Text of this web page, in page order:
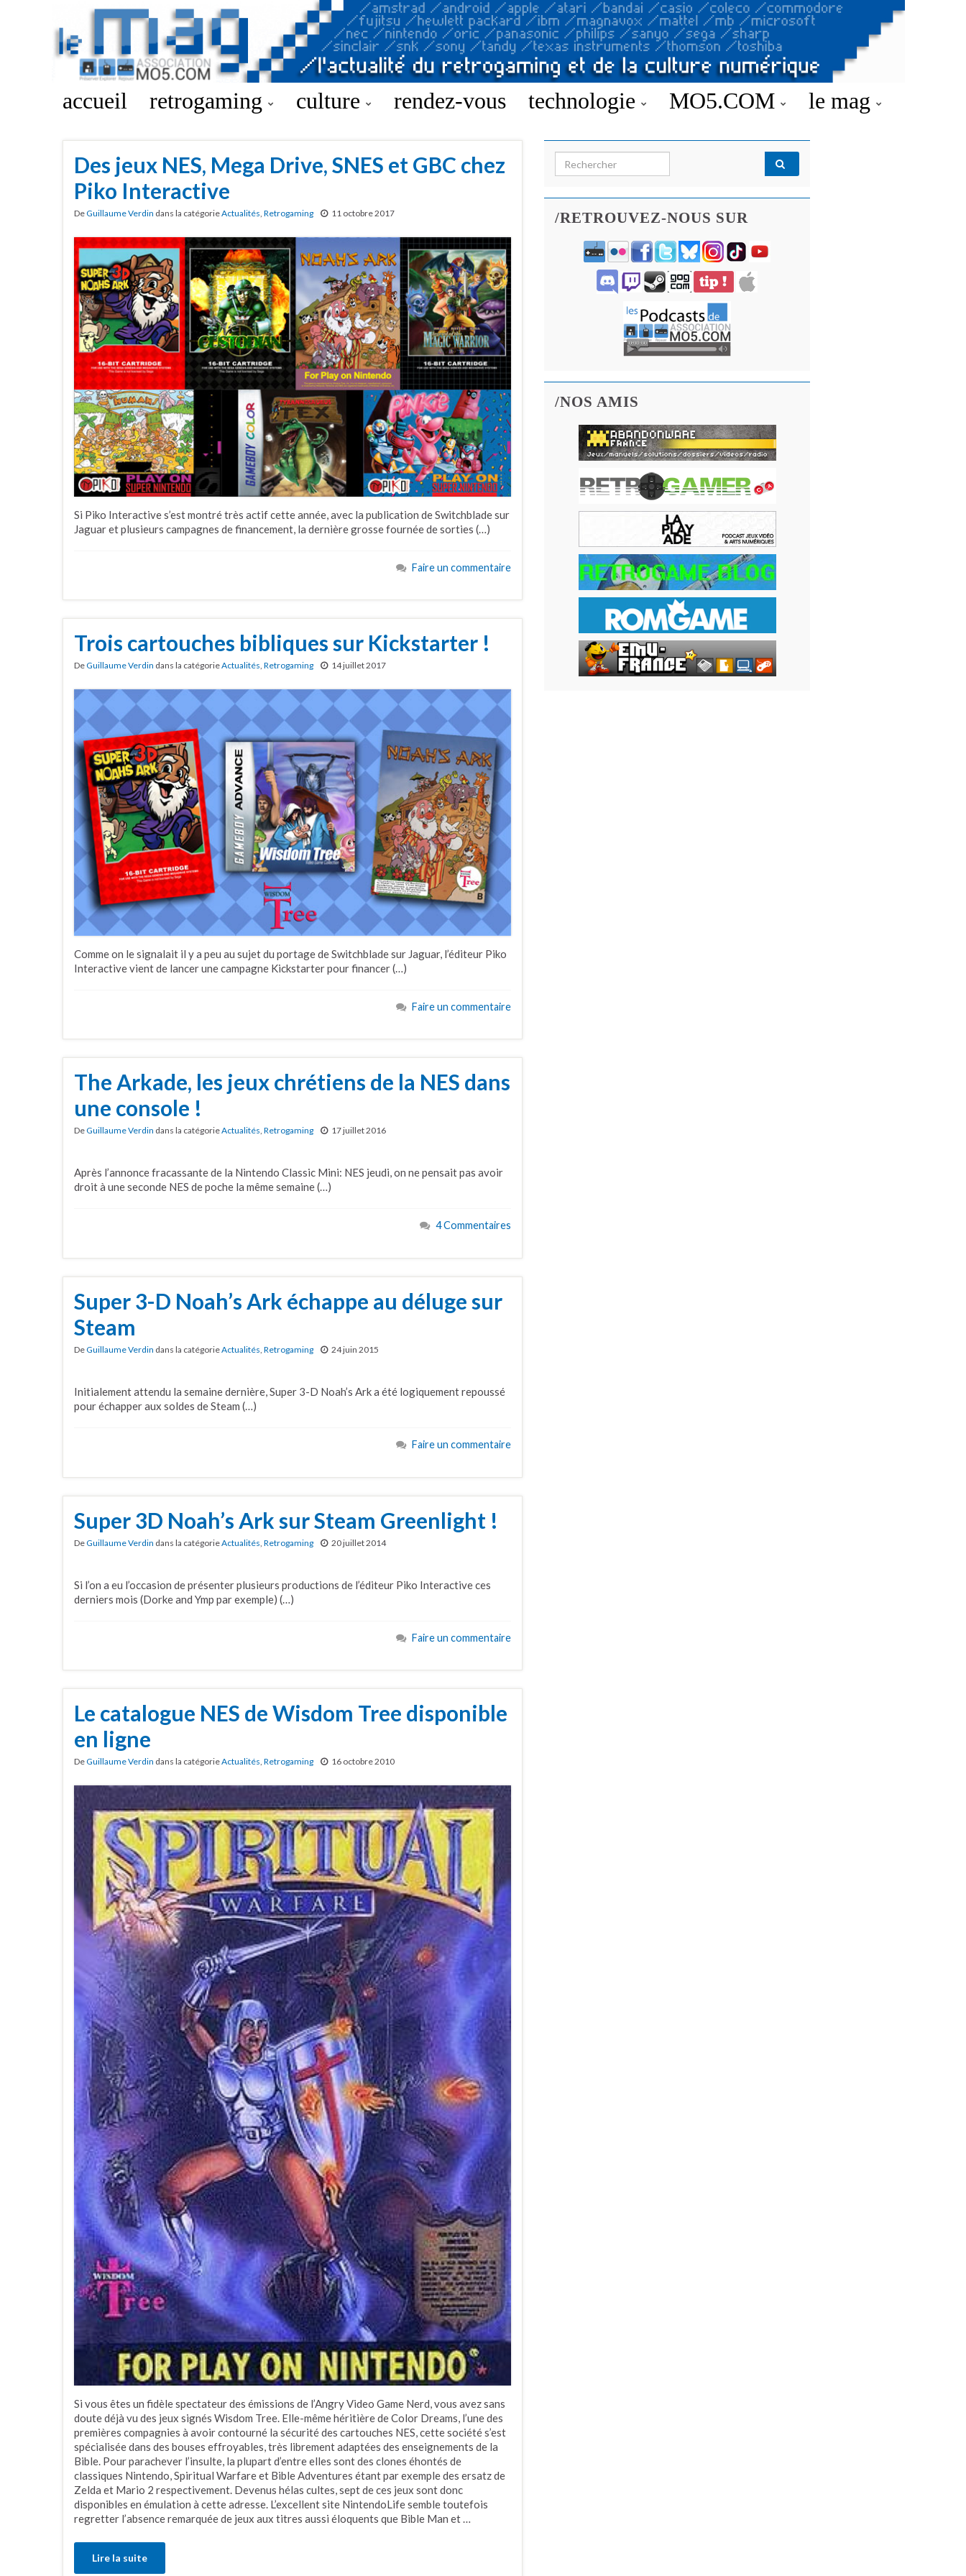
accueil retrogaming culture rendez-vous technologie MO5.COM le mag
Des jeux NES, Mega Drive, SNES et GBC chez
Piko Interactive
DeGuillaume Verdin dans la catégorieActualités, Retrogaming 11 octobre 2017
Si Piko Interactive s’est montré très actif cette année, avec la publication de Switchblade sur
Jaguar et plusieurs campagnes de financement, la dernière grosse fournée de sorties (…)
Faire un commentaire
Trois cartouches bibliques sur Kickstarter !
DeGuillaume Verdin dans la catégorieActualités, Retrogaming 14 juillet 2017
Comme on le signalait il y a peu au sujet du portage de Switchblade sur Jaguar, l’éditeur Piko
Interactive vient de lancer une campagne Kickstarter pour financer (…)
Faire un commentaire
The Arkade, les jeux chrétiens de la NES dans
une console !
DeGuillaume Verdin dans la catégorieActualités, Retrogaming 17 juillet 2016
Après l’annonce fracassante de la Nintendo Classic Mini: NES jeudi, on ne pensait pas avoir
droit à une seconde NES de poche la même semaine (…)
4 Commentaires
Super 3-D Noah’s Ark échappe au déluge sur
Steam
DeGuillaume Verdin dans la catégorieActualités, Retrogaming 24 juin 2015
Initialement attendu la semaine dernière, Super 3-D Noah’s Ark a été logiquement repoussé
pour échapper aux soldes de Steam (…)
Faire un commentaire
Super 3D Noah’s Ark sur Steam Greenlight !
DeGuillaume Verdin dans la catégorieActualités Retrogaming 20 juillet 2014
Si l’on a eu l’occasion de présenter plusieurs productions de l’éditeur Piko Interactive ces
derniers mois (Dorke and Ymp par exemple) (…)
Faire un commentaire
Le catalogue NES de Wisdom Tree disponible
en ligne
DeGuillaume Verdin dans la catégorieActualités, Retrogaming 16 octobre 2010
Si vous êtes un fidèle spectateur des émissions de l’Angry Video Game Nerd, vous avez sans
doute déjà vu des jeux signés Wisdom Tree. Elle-même héritière de Color Dreams, l’une des
premières compagnies à avoir contourné la sécurité des cartouches NES, cette société s’est
spécialisée dans des bouses effroyables, très librement adaptées des enseignements de la
Bible. Pour parachever l’insulte, la plupart d’entre elles sont des clones éhontés de
classiques Nintendo, Spiritual Warfare et Bible Adventures étant par exemple des ersatz de
Zelda et Mario 2 respectivement. Devenus hélas cultes, sept de ces jeux sont donc
disponibles en émulation à cette adresse. L’excellent site NintendoLife semble toutefois
regretter l’absence remarquée de jeux aux titres aussi éloquents que Bible Man et …
Lire la suite
Search for:
/RETROUVEZ-NOUS SUR
/NOS AMIS